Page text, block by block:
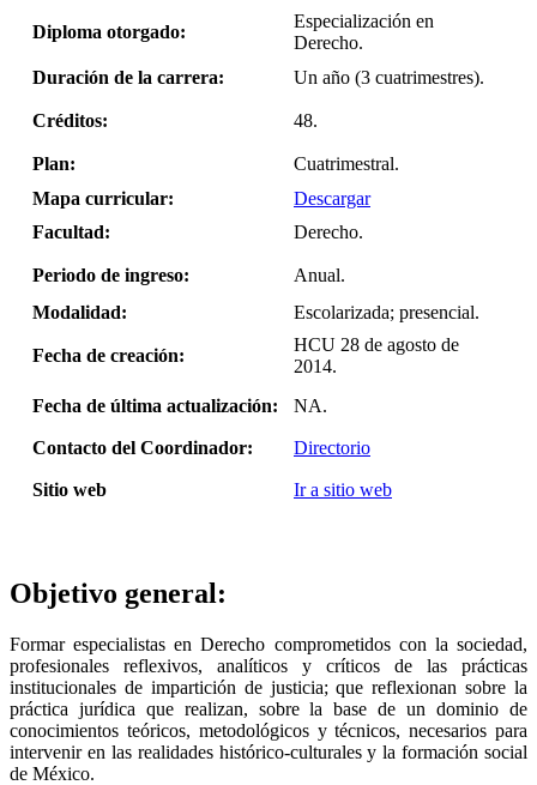
Diploma otorgado:
Especialización en
Derecho.
Duración de la carrera:
Un año (3 cuatrimestres).
Créditos: 48.
Plan:
Cuatrimestral.
Mapa curricular:
Descargar
Facultad:
Derecho.
Periodo de ingreso:
Anual.
Modalidad: Escolarizada; presencial.
Fecha de creación:
HCU 28 de agosto de
2014.
Fecha de última actualización:
NA.
Contacto del Coordinador: Directorio
Sitio web Ir a sitio web
Objetivo general:
Formar especialistas en Derecho comprometidos con la sociedad,
profesionales reflexivos, analíticos y críticos de las prácticas
institucionales de impartición de justicia; que reflexionan sobre la
práctica jurídica que realizan, sobre la base de un dominio de
conocimientos teóricos, metodológicos y técnicos, necesarios para
intervenir en las realidades histórico-culturales y la formación social
de México.